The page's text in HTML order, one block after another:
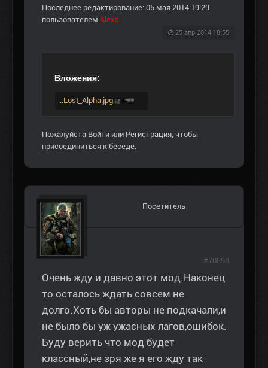
Последнее редактирование: 05 мая 2014 19:29
пользователем Alexs
25 апр 2014 18:55
Вложения:
...Lost_Alpha.jpg
Пожалуйста Войти или Регистрация , чтобы
присоединиться к беседе.
Посетитель
Очень жду и давно этот мод.Наконец
то осталось ждать совсем не
долго.Хоть бы авторы не подкачали,и
не было бы уж ужасных лагов,ошибок.
Буду верить что мод будет
классный,не зря же я его жду так
#70898